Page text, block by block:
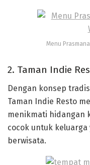
Menu
2. Taman Indie
Dengan konsep
Taman Indie Resto
menikmati hidangan
cocok untuk
berwisata.